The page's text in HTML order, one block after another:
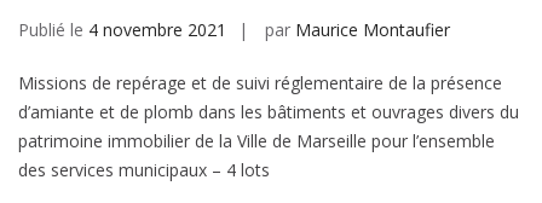
Publié le 4 novembre 2021 par Maurice Montaufier
Missions de repérage et de suivi réglementaire de la présence
d’amiante et de plomb dans les bâtiments et ouvrages divers du
patrimoine immobilier de la Ville de Marseille pour l’ensemble
des services municipaux – 4 lots